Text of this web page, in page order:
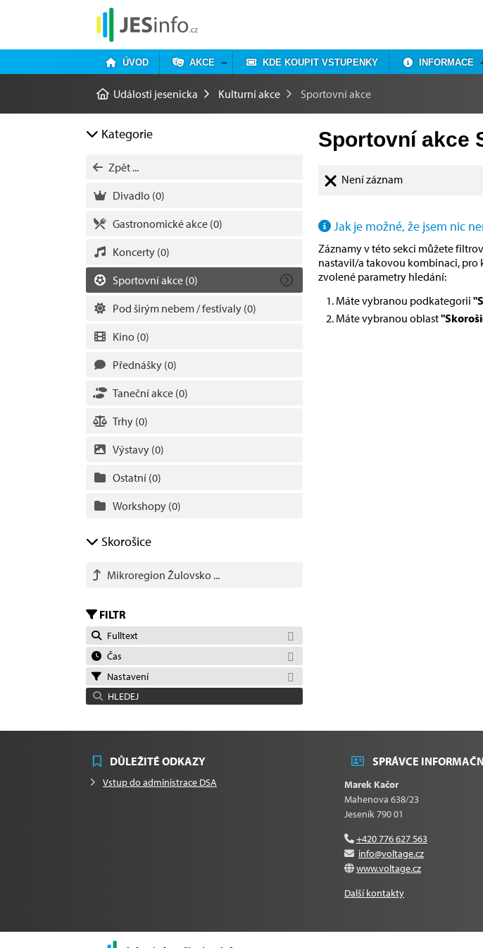
ÚVOD AKCE KDE KOUPIT VSTUPENKY INFORMACE
Události jesenicka Kulturní akce Sportovní akce
Kategorie
Zpět ...
Divadlo (0)
Gastronomické akce (0)
Koncerty (0)
Sportovní akce (0)
Pod širým nebem / festivaly (0)
Kino (0)
Přednášky (0)
Taneční akce (0)
Trhy (0)
Výstavy (0)
Ostatní (0)
Workshopy (0)
Skorošice
Mikroregion Žulovsko ...
FILTR
Fulltext
Čas
Nastavení
HLEDEJ
Sportovní akce
Není záznam
Jak je možné, že jsem nic
Záznamy v této sekci můžete
nastavil/a takovou kombinaci,
zvolené parametry hledání:
Máte vybranou podkategorii
Máte vybranou oblast
DŮLEŽITÉ ODKAZY
Vstup do administrace DSA
SPRÁVCE
Marek Kačor
Mahenova 638/23
Jeseník 790 01
+420 776 627 563
info@voltage.cz
www.voltage.cz
Další kontakty